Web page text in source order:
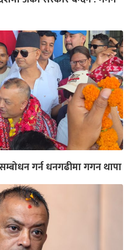
गर्न धनगढीमा गगन थापा